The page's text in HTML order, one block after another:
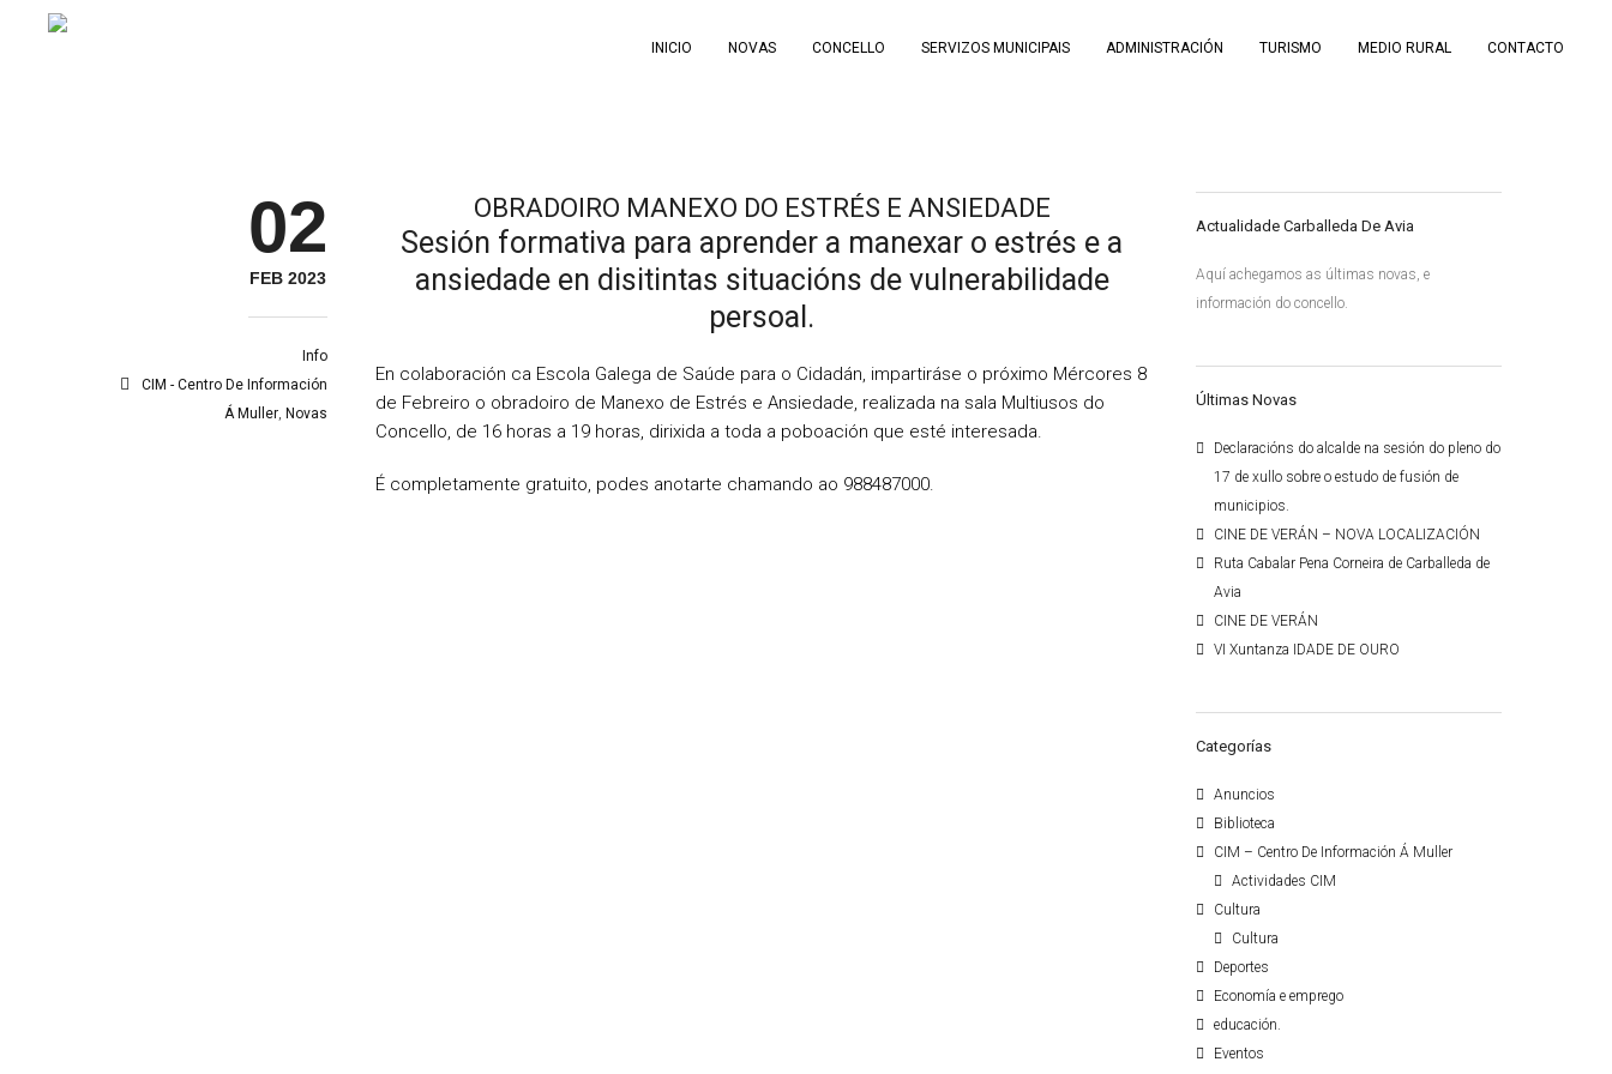
INICIO NOVAS CONCELLO SERVIZOS MUNICIPAIS ADMINISTRACIÓN TURISMO MEDIO RURAL CONTACTO
02
FEB 2023
Info
CIM - Centro De Información
Á Muller, Novas
OBRADOIRO MANEXO DO ESTRÉS E ANSIEDADE
Sesión formativa para aprender a manexar o estrés e a
ansiedade en disitintas situacións de vulnerabilidade
persoal.
En colaboración ca Escola Galega de Saúde para o Cidadán, impartiráse o próximo Mércores 8
de Febreiro o obradoiro de Manexo de Estrés e Ansiedade, realizada na sala Multiusos do
Concello, de 16 horas a 19 horas, dirixida a toda a poboación que esté interesada.
É completamente gratuito, podes anotarte chamando ao 988487000.
Actualidade Carballeda De Avia
Aquí achegamos as últimas novas, e
información do concello.
Últimas Novas
Declaracións do alcalde na sesión do pleno do
17 de xullo sobre o estudo de fusión de
municipios.
CINE DE VERÁN – NOVA LOCALIZACIÓN
Ruta Cabalar Pena Corneira de Carballeda de
Avia
CINE DE VERÁN
VI Xuntanza IDADE DE OURO
Categorías
Anuncios
Biblioteca
CIM – Centro De Información Á Muller
Actividades CIM
Cultura
Cultura
Deportes
Economía e emprego
educación.
Eventos